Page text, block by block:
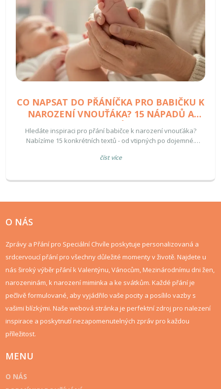
CO NAPSAT DO PŘÁNÍČKA PRO BABIČKU K
NAROZENÍ VNOUŤÁKA? 15 NÁPADŮ A
VZORŮ
Hledáte inspiraci pro přání babičce k narození vnouťáka?
Nabízíme 15 konkrétních textů - od vtipných po dojemné.
číst více
O NÁS
Zprávy a Přání pro Speciální Chvíle poskytuje personalizovaná a
srdcervoucí přání pro všechny důležité momenty v životě. Najdete u
nás široký výběr přání k Valentýnu, Vánocům, Mezinárodnímu dni žen,
narozeninám, k narození miminka a ke svátkům. Každé přání je
pečlivě formulované, aby vyjádřilo vaše pocity a posílilo vazby s
vašimi blízkými. Naše webová stránka je perfektní zdroj pro nalezení
inspirace a poskytnutí nezapomenutelných zpráv pro každou
příležitost.
MENU
O NÁS